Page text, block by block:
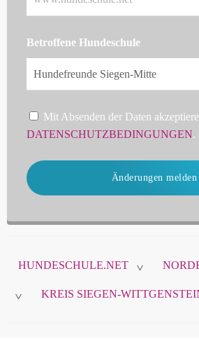
Betroffene Hundeschule
Mit Absenden der Daten
DATENSCHUTZBEDINGUNGEN.
Änderungen melden
HUNDESCHULE.NET >
> KREIS SIEGEN-